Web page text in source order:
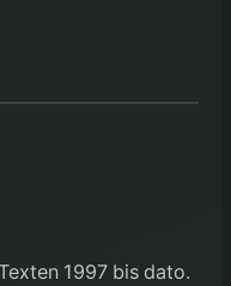
1997 bis dato.